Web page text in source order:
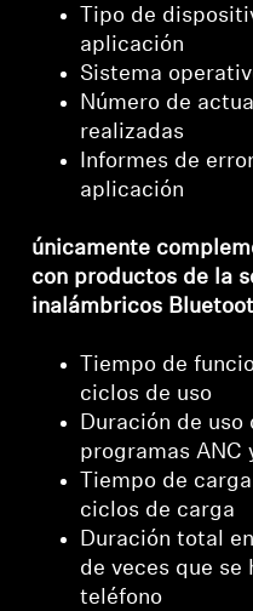
Tipo de
aplicación
Sistema
Número de
realizadas
Informes de
aplicación
únicamente
con productos de la
inalámbricos
Tiempo de
ciclos de uso
Duración de
programas ANC
Tiempo de
ciclos de carga
Duración total
de veces que se
teléfono
Se requiere
Inicie sesión en su
productos a su lista
guardados